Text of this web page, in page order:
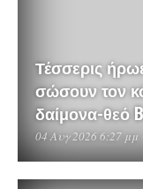
Τέσσερις
σώσουν τον
δαίμονα-θεό
04 Αυγ 2026 6:27 μμ